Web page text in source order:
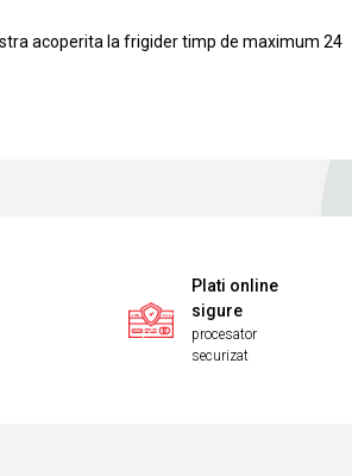
acoperita la frigider timp de maximum 24
Plati online
sigure
procesator
securizat